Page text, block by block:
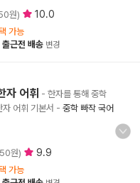
원) 10.0
가능
출근전 배송 변경
자 어휘 - 한자를 통해 중학
어휘 기본서 - 중학 빠작 국어
원) 9.9
가능